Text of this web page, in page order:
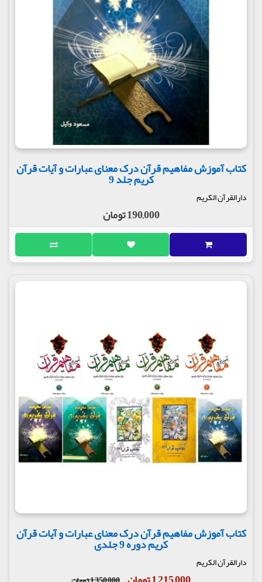
کتاب آموزش مفاهیم قرآن درک معنای عبارات و آیات قرآن
کریم جلد 9
دارالقرآن الکریم
190,000 تومان
کتاب آموزش مفاهیم قرآن درک معنای عبارات و آیات قرآن
کریم دوره 9 جلدی
دارالقرآن الکریم